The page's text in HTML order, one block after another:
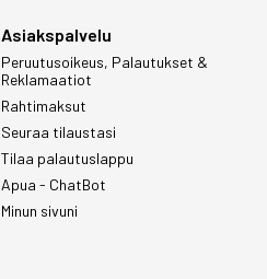
Asiakspalvelu
Peruutusoikeus, Palautukset &
Reklamaatiot
Rahtimaksut
Seuraa tilaustasi
Tilaa palautuslappu
Apua - ChatBot
Minun sivuni